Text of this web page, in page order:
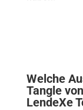
Welche
Tangle
LendeXe